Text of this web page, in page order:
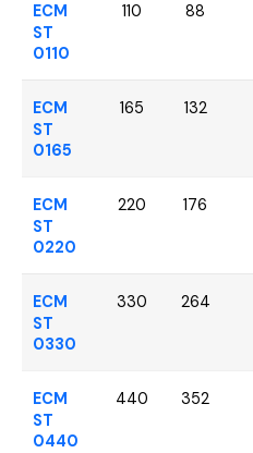
ECM
ST
0110
110 88
ECM
ST
0165
165 132
ECM
ST
0220
220 176
ECM
ST
0330
330 264
ECM
ST
0440
440 352